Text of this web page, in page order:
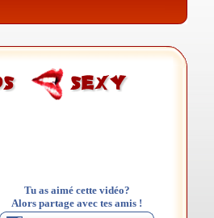
Tu as aimé cette vidéo?
Alors partage avec tes amis !